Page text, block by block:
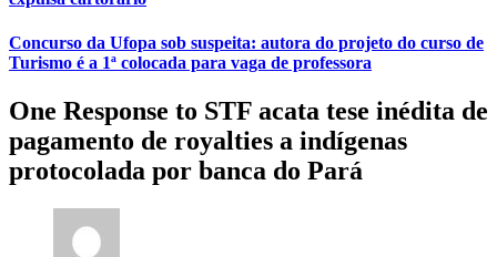
Concurso da Ufopa sob suspeita: autora do projeto do curso de
Turismo é a 1ª colocada para vaga de professora
One Response to STF acata tese inédita de
pagamento de royalties a indígenas
protocolada por banca do Pará